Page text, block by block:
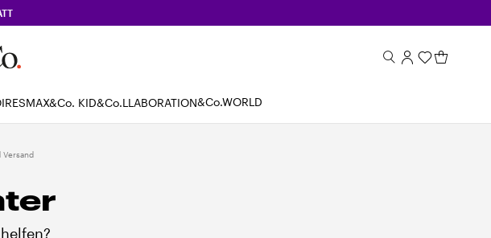
MAX&Co. KID&Co.LLABORATION&Co.WORLD
Versand